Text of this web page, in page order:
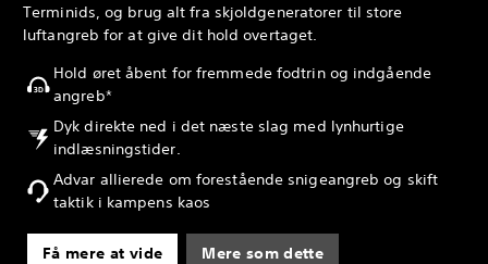
Terminids, og brug alt fra skjoldgeneratorer til store
luftangreb for at give dit hold overtaget.
Hold øret åbent for fremmede fodtrin og indgående
angreb*
Dyk direkte ned i det næste slag med lynhurtige
indlæsningstider.
Advar allierede om forestående snigeangreb og skift
taktik i kampens kaos
Få mere at vide Mere som dette